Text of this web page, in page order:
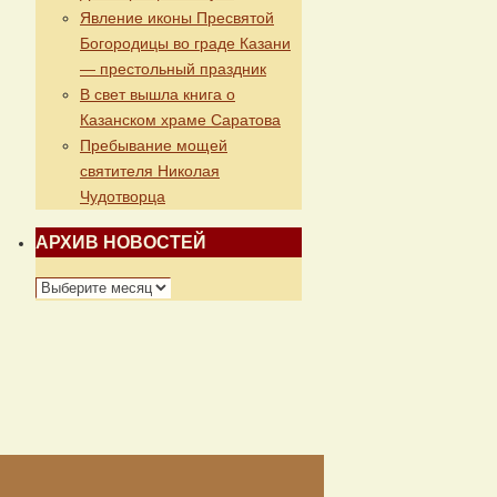
Явление иконы Пресвятой
Богородицы во граде Казани
— престольный праздник
В свет вышла книга о
Казанском храме Саратова
Пребывание мощей
святителя Николая
Чудотворца
АРХИВ НОВОСТЕЙ
АРХИВ